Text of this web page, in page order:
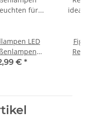
LED
für H0
€ *